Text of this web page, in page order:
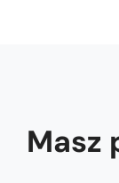
Masz